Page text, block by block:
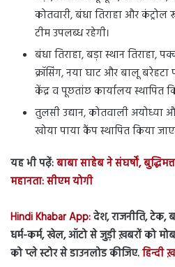
कोतवारी, बंधा तिराहा और
टीम उपलब्ध रहेगी।
बंधा तिराहा, बड़ा स्थान तिराहा,
क्रॉसिंग, नया घाट और बालू
केंद्र व पूछतांछ कार्यालय स्थापित
तुलसी उद्यान, कोतवाली अयोध्या
खोया पाया कैंप स्थापित किया
यह भी पढ़ें:बाबा साहेब ने संघर्षों,
महानता: सीएम योगी
Hindi Khabar App:देश, राजनीति, टेक,
धर्म-कर्म, खेल, ऑटो से जुड़ी ख़बरों को
को प्ले स्टोर से डाउनलोड कीजिए.हिन्दी